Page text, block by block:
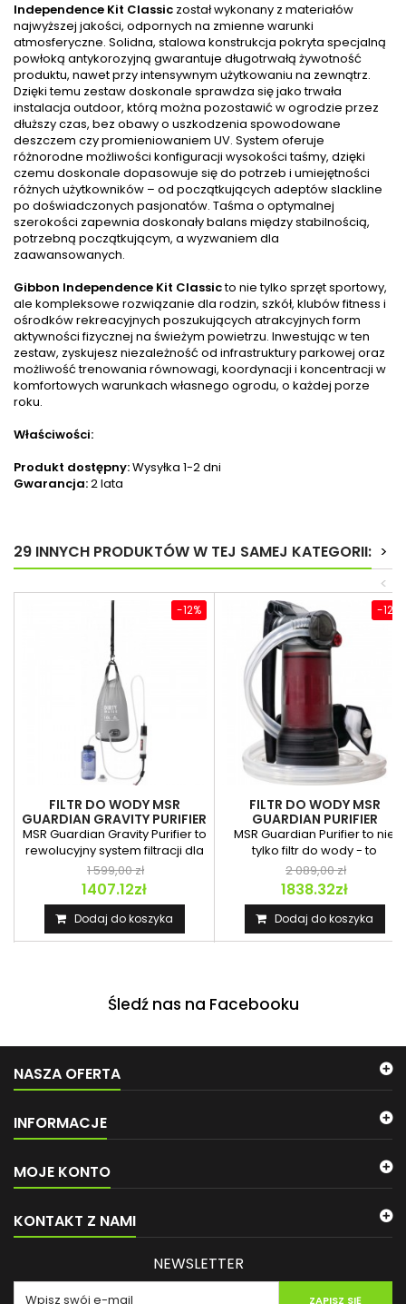
Independence Kit Classic został wykonany z materiałów
najwyższej jakości, odpornych na zmienne warunki
atmosferyczne. Solidna, stalowa konstrukcja pokryta specjalną
powłoką antykorozyjną gwarantuje długotrwałą żywotność
produktu, nawet przy intensywnym użytkowaniu na zewnątrz.
Dzięki temu zestaw doskonale sprawdza się jako trwała
instalacja outdoor, którą można pozostawić w ogrodzie przez
dłuższy czas, bez obawy o uszkodzenia spowodowane
deszczem czy promieniowaniem UV. System oferuje
różnorodne możliwości konfiguracji wysokości taśmy, dzięki
czemu doskonale dopasowuje się do potrzeb i umiejętności
różnych użytkowników – od początkujących adeptów slackline
po doświadczonych pasjonatów. Taśma o optymalnej
szerokości zapewnia doskonały balans między stabilnością,
potrzebną początkującym, a wyzwaniem dla
zaawansowanych.
Gibbon Independence Kit Classicto nie tylko sprzęt sportowy,
ale kompleksowe rozwiązanie dla rodzin, szkół, klubów fitness i
ośrodków rekreacyjnych poszukujących atrakcyjnych form
aktywności fizycznej na świeżym powietrzu. Inwestując w ten
zestaw, zyskujesz niezależność od infrastruktury parkowej oraz
możliwość trenowania równowagi, koordynacji i koncentracji w
komfortowych warunkach własnego ogrodu, o każdej porze
roku.
Właściwości:
Produkt dostępny:Wysyłka 1-2 dni
Gwarancja:2 lata
29 INNYCH PRODUKTÓW W TEJ SAMEJ KATEGORII: >
<
FILTR DO WODY MSR
GUARDIAN GRAVITY PURIFIER
MSR Guardian Gravity Purifier to
rewolucyjny system filtracji dla
miłośników...
1 599,00 zł
1407.12zł
-12%
Dodaj do koszyka
FILTR DO WODY MSR
GUARDIAN PURIFIER
MSR Guardian Purifier to nie
tylko filtr do wody - to
kompleksowe rozwiązanie...
2 089,00 zł
1838.32zł
-12%
Dodaj do koszyka
Śledź nas na Facebooku
NASZA OFERTA
INFORMACJE
MOJE KONTO
KONTAKT Z NAMI
NEWSLETTER
ZAPISZ SIĘ